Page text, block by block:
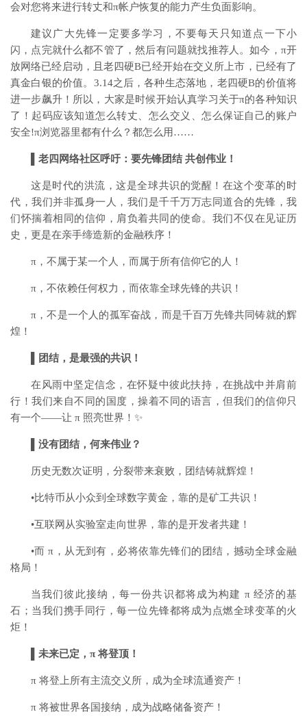
会对您将来进行转丈和π帐户恢复的能力产生负面影响。
建议广大先锋一定要多学习，不要每天只知道点一下小
闪，点完就什么都不管了，然后有问题就找推荐人。如今， π开
放网络已经启动，且老四硬B已经开始在交义所上市，已经有了
真金白银的价值。3.14之后，各种生态落地，老四硬B的价值将
进一步飙升！所以，大家是时候开始认真学习关于π的各种知识
了！起码应该知道怎么转丈、怎么交义、怎么保证自己的账户
安全!π浏览器里都有什么？都怎么用……
老四网络社区呼吁：要先锋团结 共创伟业！
这是时代的洪流，这是全球共识的觉醒！在这个变革的时
代，我们并非孤身一人，我们是千千万万志同道合的先锋，我
们怀揣着相同的信仰，肩负着共同的使命。我们不仅在见证历
史，更是在亲手缔造新的金融秩序！
π ，不属于某一个人，而属于所有信仰它的人！
π ，不依赖任何权力，而依靠全球先锋的共识！
π ，不是一个人的孤军奋战，而是千百万先锋共同铸就的辉
煌！
团结，是最强的共识！
在风雨中坚定信念，在怀疑中彼此扶持，在挑战中并肩前
行！我们来自不同的国度，操着不同的语言，但我们的信仰只
有一个——让 π 照亮世界！ ✨
▌没有团结，何来伟业？
历史无数次证明，分裂带来衰败，团结铸就辉煌！
•比特币从小众到全球数字黄金，靠的是矿工共识！
•互联网从实验室走向世界，靠的是开发者共建！
•而π ，从无到有，必将依靠先锋们的团结，撼动全球金融
格局！
当我们彼此接纳，每一份共识都将成为构建 π 经济的基
石；当我们携手同行，每一位先锋都将成为点燃全球变革的火
炬！
▌未来已定，π 将登顶！
π 将登上所有主流交义 所，成为全球流通资产！
π 将被世界各国接纳，成为战略储备资产！